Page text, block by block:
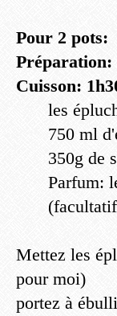
Pour 2 pots:
Préparation:
Cuisson:
les
750 ml
350g de
Parfum:
Mettez les
pour moi)
portez à